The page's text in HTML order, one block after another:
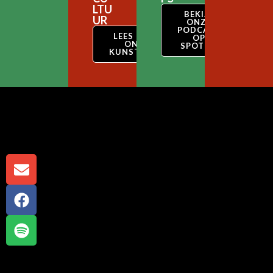
LTU
UR
LEES OVER
ONZE
KUNSTSTIJL
BEKIJK
ONZE
PODCAST
OP
SPOTIFY